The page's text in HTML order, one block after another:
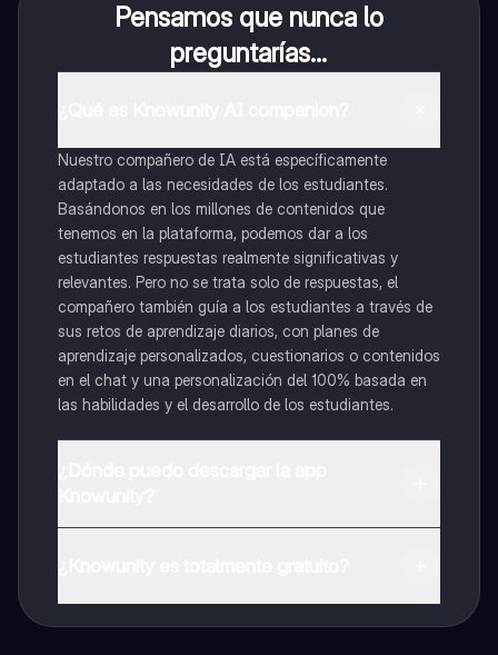
Pensamos que nunca lo
preguntarías...
Nuestro compañero de IA está específicamente
adaptado a las necesidades de los estudiantes.
Basándonos en los millones de contenidos que
tenemos en la plataforma, podemos dar a los
estudiantes respuestas realmente significativas y
relevantes. Pero no se trata solo de respuestas, el
compañero también guía a los estudiantes a través de
sus retos de aprendizaje diarios, con planes de
aprendizaje personalizados, cuestionarios o contenidos
en el chat y una personalización del 100% basada en
las habilidades y el desarrollo de los estudiantes.